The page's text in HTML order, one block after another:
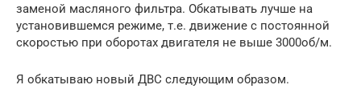
заменой масляного фильтра. Обкатывать лучше на
установившемся режиме, т.е. движение с постоянной
скоростью при оборотах двигателя не выше 3000об/м.
Я обкатываю новый ДВС следующим образом.